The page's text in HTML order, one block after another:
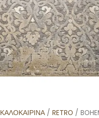
ΚΑΛΟΚΑΙΡΙΝΑ/RETRO /